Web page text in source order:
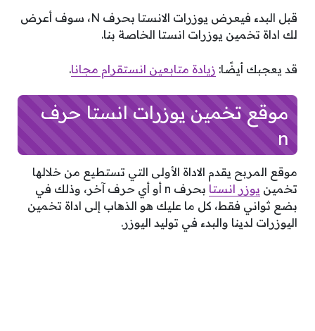
قبل البدء فيعرض يوزرات الانستا بحرف N، سوف أعرض
لك اداة تخمين يوزرات انستا الخاصة بنا.
قد يعجبك أيضًا: زيادة متابعين انستقرام مجانا.
موقع تخمين يوزرات انستا حرف
n
موقع المربح يقدم الاداة الأولى التي تستطيع من خلالها
تخمين يوزر انستا
بحرف n أو أي حرف آخر، وذلك في
بضع ثواني فقط، كل ما عليك هو الذهاب إلى اداة تخمين
اليوزرات لدينا والبدء في توليد اليوزر.